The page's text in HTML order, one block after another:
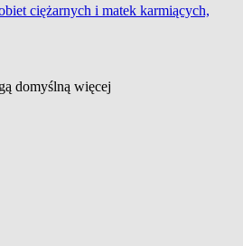
ciężarnych i matek karmiących,
domyślną więcej